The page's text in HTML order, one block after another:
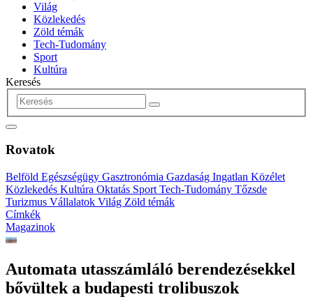
Világ
Közlekedés
Zöld témák
Tech-Tudomány
Sport
Kultúra
Keresés
Rovatok
Belföld Egészségügy Gasztronómia Gazdaság Ingatlan Közélet
Közlekedés Kultúra Oktatás Sport Tech-Tudomány Tőzsde
Turizmus Vállalatok Világ Zöld témák
Címkék
Magazinok
Automata utasszámláló berendezésekkel
bővültek a budapesti trolibuszok